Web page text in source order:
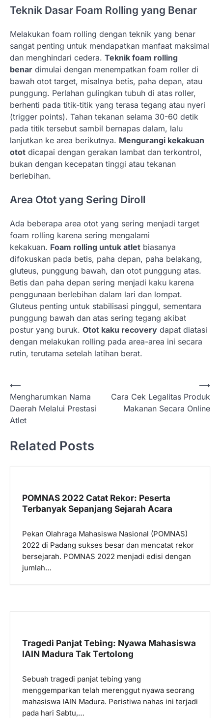
Teknik Dasar Foam Rolling yang Benar
Melakukan foam rolling dengan teknik yang benar
sangat penting untuk mendapatkan manfaat maksimal
dan menghindari cedera. Teknik foam rolling
benar dimulai dengan menempatkan foam roller di
bawah otot target, misalnya betis, paha depan, atau
punggung. Perlahan gulingkan tubuh di atas roller,
berhenti pada titik-titik yang terasa tegang atau nyeri
(trigger points). Tahan tekanan selama 30-60 detik
pada titik tersebut sambil bernapas dalam, lalu
lanjutkan ke area berikutnya. Mengurangi kekakuan
otot dicapai dengan gerakan lambat dan terkontrol,
bukan dengan kecepatan tinggi atau tekanan
berlebihan.
Area Otot yang Sering Diroll
Ada beberapa area otot yang sering menjadi target
foam rolling karena sering mengalami
kekakuan. Foam rolling untuk atlet biasanya
difokuskan pada betis, paha depan, paha belakang,
gluteus, punggung bawah, dan otot punggung atas.
Betis dan paha depan sering menjadi kaku karena
penggunaan berlebihan dalam lari dan lompat.
Gluteus penting untuk stabilisasi pinggul, sementara
punggung bawah dan atas sering tegang akibat
postur yang buruk. Otot kaku recovery dapat diatasi
dengan melakukan rolling pada area-area ini secara
rutin, terutama setelah latihan berat.
N
a
v
g
⟵
Mengharumkan Nama
Daerah Melalui Prestasi
Atlet
Cara Cek Legalitas Produk
Makanan Secara Online
⟶
Related Posts
POMNAS 2022 Catat Rekor: Peserta
Terbanyak Sepanjang Sejarah Acara
Pekan Olahraga Mahasiswa Nasional (POMNAS)
2022 di Padang sukses besar dan mencatat rekor
bersejarah. POMNAS 2022 menjadi edisi dengan
jumlah…
Tragedi Panjat Tebing: Nyawa Mahasiswa
IAIN Madura Tak Tertolong
Sebuah tragedi panjat tebing yang
menggemparkan telah merenggut nyawa seorang
mahasiswa IAIN Madura. Peristiwa nahas ini terjadi
pada hari Sabtu,…